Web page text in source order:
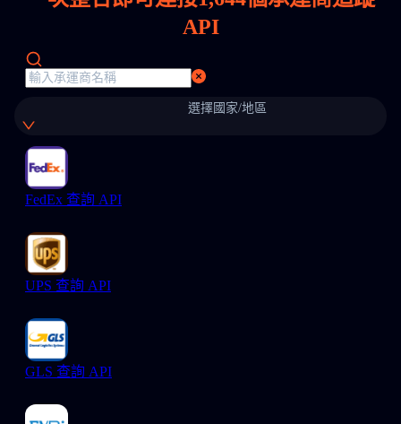
API
選擇國家/地區
FedEx 查詢 API
UPS 查詢 API
GLS 查詢 API